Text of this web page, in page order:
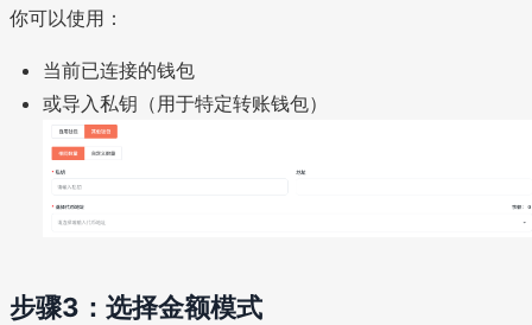
你可以使用：
当前已连接的钱包
或导入私钥（用于特定转账钱包）
步骤3：选择金额模式